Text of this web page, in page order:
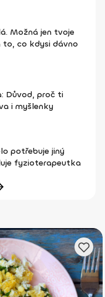
Možná jen tvoje
to, co kdysi dávno
Důvod, proč ti
i myšlenky
potřebuje jiný
fyzioterapeutka